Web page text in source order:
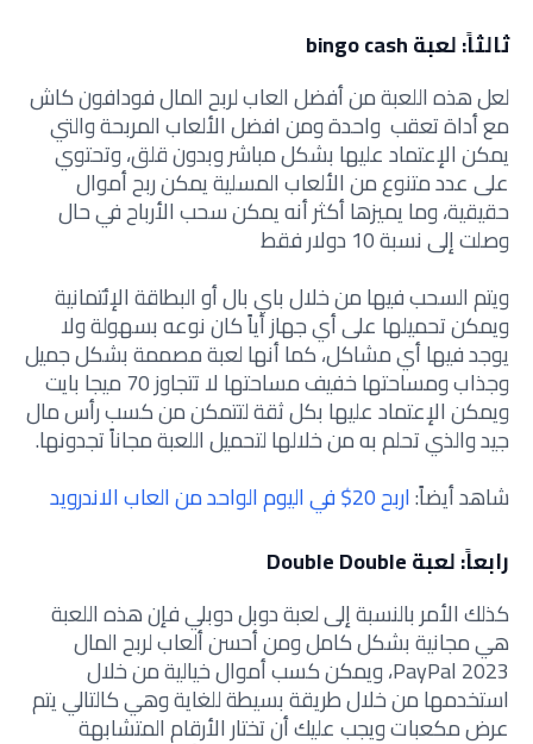
ثالثاً: لعبة bingo cash
لعل هذه اللعبة من أفضلالعاب لربح المال فودافون كاش
مع أداةتعقب واحدة ومن افضل الألعاب المربحة والتي
يمكن الإعتماد عليها بشكل مباشر وبدون قلق، وتحتوي
على عدد متنوع من الألعاب المسلية يمكن ربح أموال
حقيقية، وما يميزها أكثر أنه يمكن سحب الأرباح في حال
وصلت إلى نسبة 10 دولار فقط
ويتم السحب فيها من خلال باي بال أو البطاقة الإئتمانية
ويمكن تحميلها على أي جهاز أياً كان نوعه بسهولة ولا
يوجد فيها أي مشاكل، كما أنها لعبة مصممة بشكل جميل
وجذاب ومساحتها خفيف مساحتها لا تتجاوز 70 ميجا بايت
ويمكن الإعتماد عليها بكل ثقة لتتمكن من كسب رأس مال
جيد والذي تحلم به من خلالها لتحميل اللعبة مجاناً تجدونها.
شاهد أيضاً:اربح 20$ في اليوم الواحد من العاب الاندرويد
رابعاً: لعبة Double Double
كذلك الأمر بالنسبة إلى لعبة دوبل دوبلي فإن هذه اللعبة
هي مجانية بشكل كامل ومن أحسنألعاب لربح المال
PayPal 2023، ويمكن كسب أموال خيالية من خلال
استخدمها من خلال طريقة بسيطة للغاية وهي كالتالي يتم
عرض مكعبات ويجب عليك أن تختار الأرقام المتشابهة